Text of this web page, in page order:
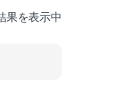
果を表示中